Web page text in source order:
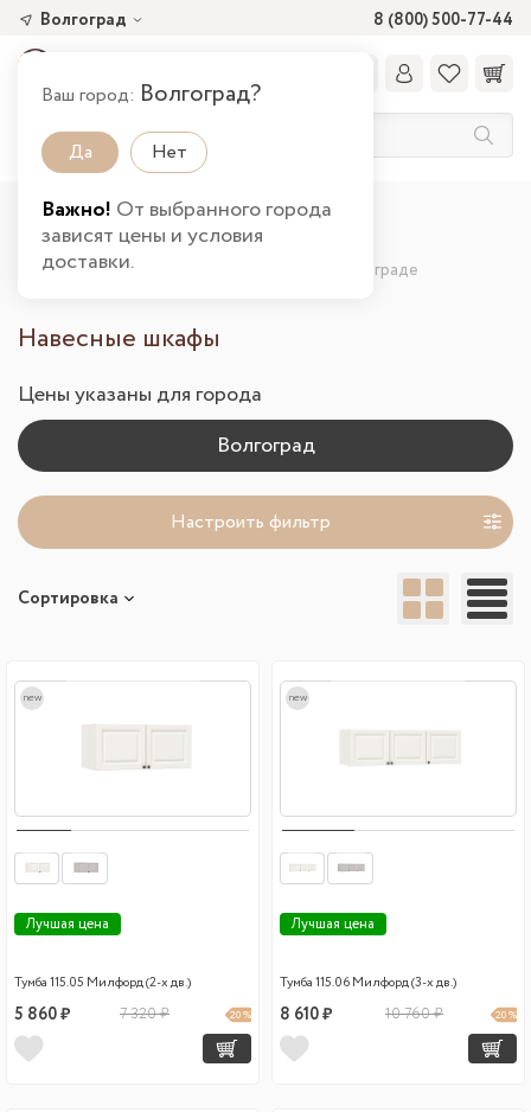
8 (800) 500-77-44
Волгоград
Ваш город: Волгоград?
Да Нет
Важно! От выбранного города
зависят цены и условия
доставки.
Главная
Каталог товаров
Шкафы и стеллажи от производителя
Шкафы и стеллажи от производителя в Волгограде
Навесные шкафы
Цены указаны для города
Настроить фильтр
Сортировка
new
Лучшая цена
Тумба 115.05 Милфорд (2-х дв.)
5 860 ₽ 7 320 ₽ 20 %
new
Лучшая цена
Тумба 115.06 Милфорд (3-х дв.)
8 610 ₽ 10 760 ₽ 20 %